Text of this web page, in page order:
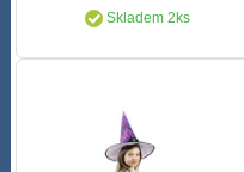
Skladem 2ks